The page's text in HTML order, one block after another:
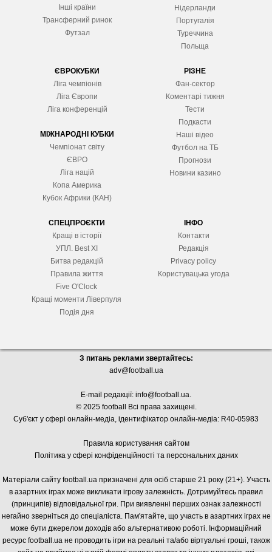
Інші країни
Трансферний ринок
Футзал
Нідерланди
Португалія
Туреччина
Польща
ЄВРОКУБКИ
Ліга чемпіонів
Ліга Європи
Ліга конференцій
МІЖНАРОДНІ КУБКИ
Чемпіонат світу
ЄВРО
Ліга націй
Копа Америка
Кубок Африки (КАН)
РІЗНЕ
Фан-сектор
Коментарі тижня
Тести
Подкасти
Наші відео
Футбол на ТБ
Прогнози
Новини казино
СПЕЦПРОЄКТИ
Кращі в історії
УПЛ. Best XІ
Битва редакцій
Правила життя
Five O'Clock
Кращі моменти Ліверпуля
Подія дня
ІНФО
Контакти
Редакція
Privacy policy
Користувацька угода
З питань реклами звертайтесь:
adv@football.ua
E-mail редакції: info@football.ua.
© 2025 football Всі права захищені.
Суб'єкт у сфері онлайн-медіа, ідентифікатор онлайн-медіа: R40-05983
Правила користування сайтом
Політика у сфері конфіденційності та персональних даних
Матеріали сайту football.ua призначені для осіб старше 21 року (21+). Участь
в азартних іграх може викликати ігрову залежність. Дотримуйтесь правил
(принципів) відповідальної гри. При виявленні перших ознак залежності
негайно зверніться до спеціаліста. Пам'ятайте, що участь в азартних іграх не
може бути джерелом доходів або альтернативою роботі. Інформаційний
ресурс football.ua не проводить ігри на реальні та/або віртуальні гроші, також